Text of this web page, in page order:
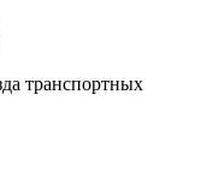
транспортных